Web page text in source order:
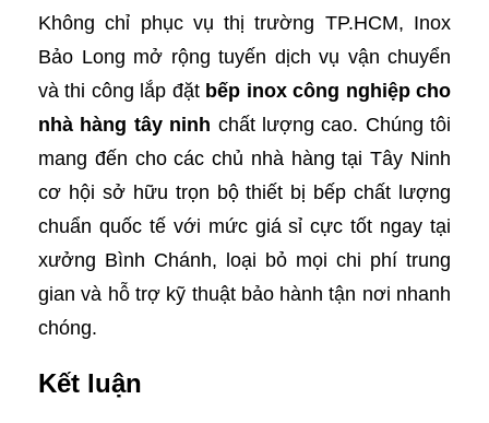
Không chỉ phục vụ thị trường TP.HCM, Inox
Bảo Long mở rộng tuyến dịch vụ vận chuyển
và thi công lắp đặt bếp inox công nghiệp cho
nhà hàng tây ninh chất lượng cao. Chúng tôi
mang đến cho các chủ nhà hàng tại Tây Ninh
cơ hội sở hữu trọn bộ thiết bị bếp chất lượng
chuẩn quốc tế với mức giá sỉ cực tốt ngay tại
xưởng Bình Chánh, loại bỏ mọi chi phí trung
gian và hỗ trợ kỹ thuật bảo hành tận nơi nhanh
chóng.
Kết luận